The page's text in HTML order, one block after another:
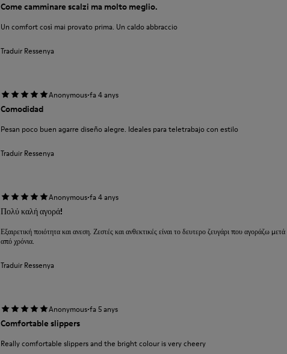
Come camminare scalzi ma molto meglio.
Un comfort così mai provato prima. Un caldo abbraccio
Traduir Ressenya
Anonymous·fa 4 anys
Comodidad
Pesan poco buen agarre diseño alegre. Ideales para teletrabajo con estilo
Traduir Ressenya
Anonymous·fa 4 anys
Πολύ καλή αγορά!
Εξαιρετική ποιότητα και ανεση. Ζεστές και ανθεκτικές είναι το δευτερο ζευγάρι που αγοράζω μετά
από χρόνια.
Traduir Ressenya
Anonymous·fa 5 anys
Comfortable slippers
Really comfortable slippers and the bright colour is very cheery